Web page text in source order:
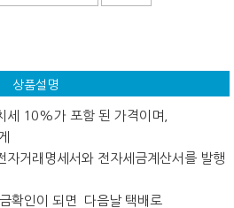
상품설명
세 10%가 포함 된 가격이며,
거래명세서와 전자세금계산서를 발행
확인이 되면 다음날 택배로